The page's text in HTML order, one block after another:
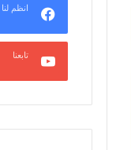
انظم لنا
تابعنا